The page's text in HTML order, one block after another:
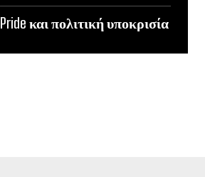
Pride και πολιτική υποκρισία